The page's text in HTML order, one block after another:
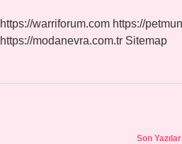
https://warriforum.com https://
https://modanevra.com.tr Sitemap
Son Yazılar